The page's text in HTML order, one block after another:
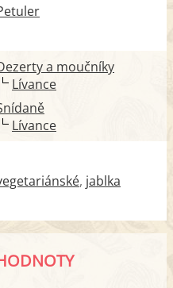
a moučníky
Lívance
Lívance
jablka